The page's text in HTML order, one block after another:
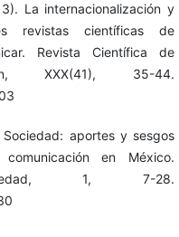
La internacionalización y
revistas científicas de
Revista Científica de
XXX(41), 35-44.
aportes y sesgos
en México.
1, 7-28.